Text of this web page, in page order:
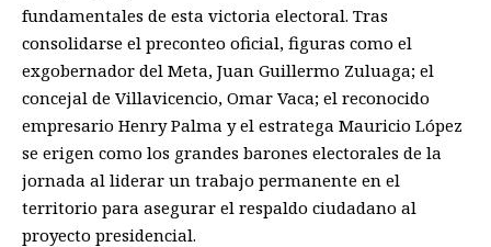
fundamentales de esta victoria electoral. Tras
consolidarse el preconteo oficial, figuras como el
exgobernador del Meta, Juan Guillermo Zuluaga; el
concejal de Villavicencio, Omar Vaca; el reconocido
empresario Henry Palma y el estratega Mauricio López
se erigen como los grandes barones electorales de la
jornada al liderar un trabajo permanente en el
territorio para asegurar el respaldo ciudadano al
proyecto presidencial.